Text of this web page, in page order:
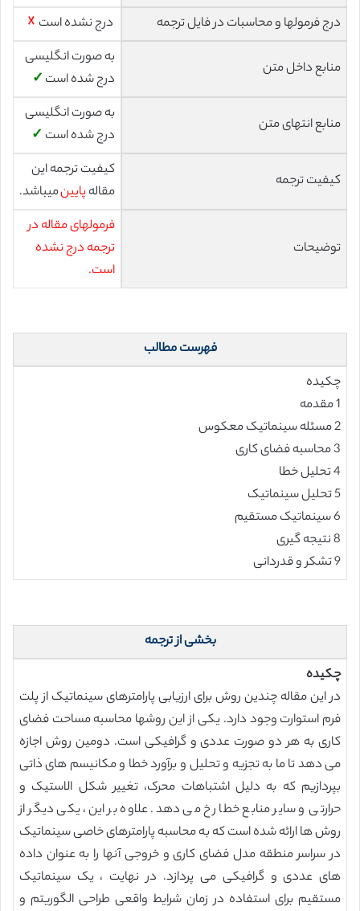
درج فرمولها و محاسبات در فایل ترجمه درج نشده است ☓
منابع داخل متن
به صورت انگلیسی
درج شده است ✓
منابع انتهای متن
به صورت انگلیسی
درج شده است ✓
کیفیت ترجمه
کیفیت ترجمه این
مقالهپایینمیباشد.
توضیحات
فرمولهای مقاله در
ترجمه درج نشده
است.
فهرست مطالب
چکیده
1 مقدمه
2 مسئله سینماتیک معکوس
3 محاسبه فضای کاری
4 تحلیل خطا
5 تحلیل سینماتیک
6 سینماتیک مستقیم
8 نتیجه گیری
9 تشکر و قدردانی
بخشی از ترجمه
چکیده
در این مقاله چندین روش برای ارزیابی پارامترهای سینماتیک از پلت
فرم استوارت وجود دارد. یکی از این روشها محاسبه مساحت فضای
کاری به هر دو صورت عددی و گرافیکی است. دومین روش اجازه
می دهد تا ما به تجزیه و تحلیل و برآورد خطا و مکانیسم های ذاتی
بپردازیم که به دلیل اشتباهات محرک، تغییر شکل الاستیک و
حرارتی و سایر منابع خطا رخ می دهد. علاوه بر این، یکی دیگر از
روش ها ارائه شده است که به محاسبه پارامترهای خاصی سینماتیک
در سراسر منطقه مدل فضای کاری و خروجی آنها را به عنوان داده
های عددی و گرافیکی می پردازد. در نهایت ، یک سینماتیک
مستقیم برای استفاده در زمان شرایط واقعی طراحی الگوریتم و